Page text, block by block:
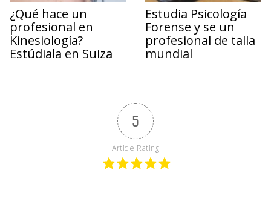
¿Qué hace un
profesional en
Kinesiología?
Estúdiala en Suiza
Estudia Psicología
Forense y se un
profesional de talla
mundial
5
Article Rating